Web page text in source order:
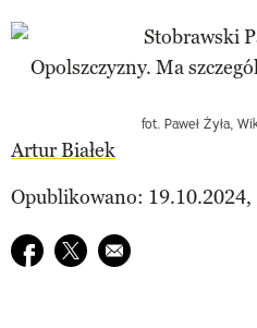
fot. Paweł Żyła,
Artur Białek
Opublikowano: 19.10.2024,
Udostępnij na facebook
Udostępnij na twitter
E-mail do